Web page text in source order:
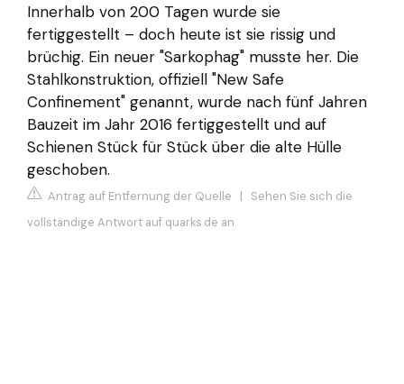
Innerhalb von 200 Tagen wurde sie
fertiggestellt – doch heute ist sie rissig und
brüchig. Ein neuer "Sarkophag" musste her. Die
Stahlkonstruktion, offiziell "New Safe
Confinement" genannt, wurde nach fünf Jahren
Bauzeit im Jahr 2016 fertiggestellt und auf
Schienen Stück für Stück über die alte Hülle
geschoben.
Antrag auf Entfernung der Quelle | Sehen Sie sich die
vollständige Antwort auf quarks.de an